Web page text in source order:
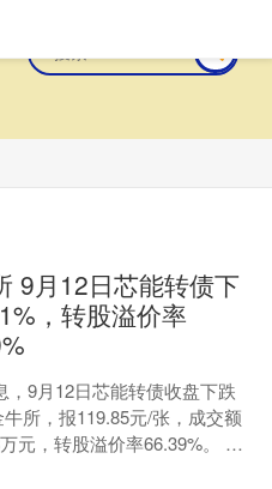
9月12日芯能转债下
，转股溢价率
，9月12日芯能转债收盘下跌
牛所，报119.85元/张，成交额
元，转股溢价率66.39%。 资
能转债信用级别为“A....